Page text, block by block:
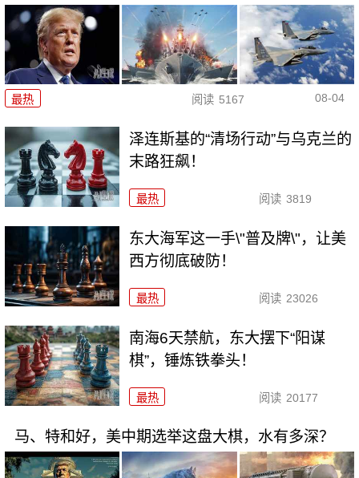
最热 阅读 5167 08-04
泽连斯基的“清场行动”与乌克兰的
末路狂飙！
最热 阅读 3819
东大海军这一手\"普及牌\"，让美
西方彻底破防！
最热 阅读 23026
南海6天禁航，东大摆下“阳谋
棋”，锤炼铁拳头！
最热 阅读 20177
马、特和好，美中期选举这盘大棋，水有多深？